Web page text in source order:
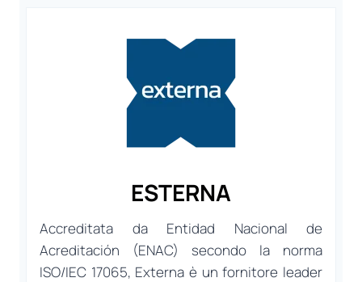
ESTERNA
Accreditata da Entidad Nacional de
Acreditación (ENAC) secondo la norma
ISO/IEC 17065, Externa è un fornitore leader